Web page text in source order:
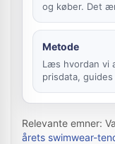
og køber. Det
Metode
Læs hvordan vi
prisdata,
Relevante emner:
årets swimwear-